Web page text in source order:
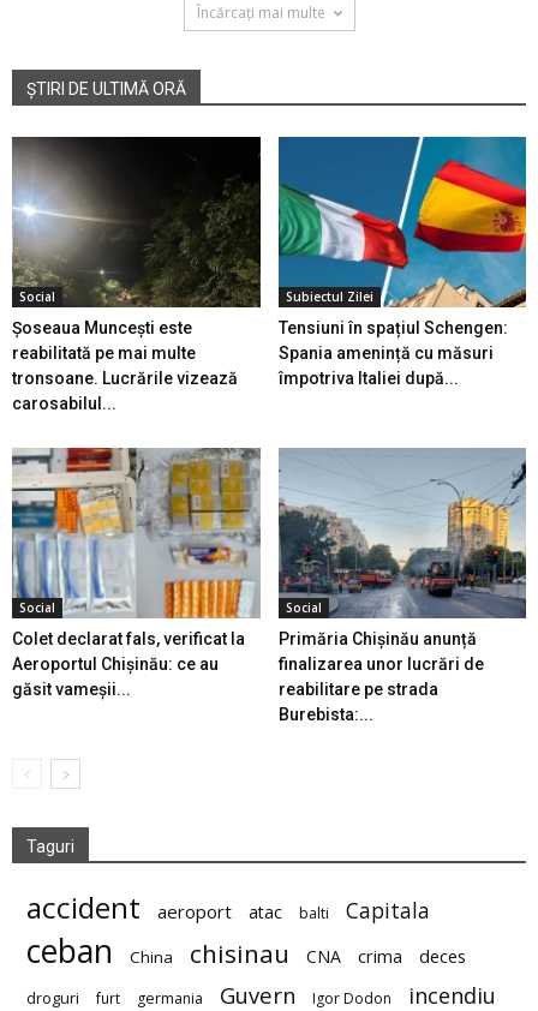
Încărcați mai multe
ȘTIRI DE ULTIMĂ ORĂ
Social
Șoseaua Muncești este
reabilitată pe mai multe
tronsoane. Lucrările vizează
carosabilul...
Subiectul Zilei
Tensiuni în spațiul Schengen:
Spania amenință cu măsuri
împotriva Italiei după...
Social
Colet declarat fals, verificat la
Aeroportul Chișinău: ce au
găsit vameșii...
Social
Primăria Chișinău anunță
finalizarea unor lucrări de
reabilitare pe strada
Burebista:...
Taguri
accident aeroport atac balti Capitala
ceban China chisinau CNA crima deces
droguri furt germania Guvern Igor Dodon incendiu